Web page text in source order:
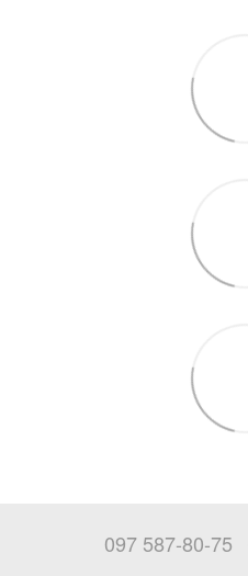
097 587-80-75